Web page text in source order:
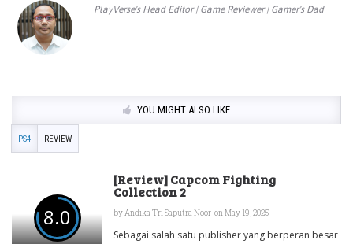
PlayVerse's Head Editor | Game Reviewer | Gamer's Dad
YOU MIGHT ALSO LIKE
PS4 REVIEW
8.0
[Review] Capcom Fighting
Collection 2
byAndika Tri Saputra Noor on May 19, 2025
Sebagai salah satu publisher yang berperan besar